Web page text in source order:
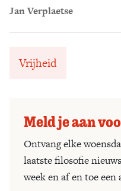
Jan Verplaetse
Vrijheid
Meld je aan
Ontvang elke
laatste filosofie
week en af en toe een